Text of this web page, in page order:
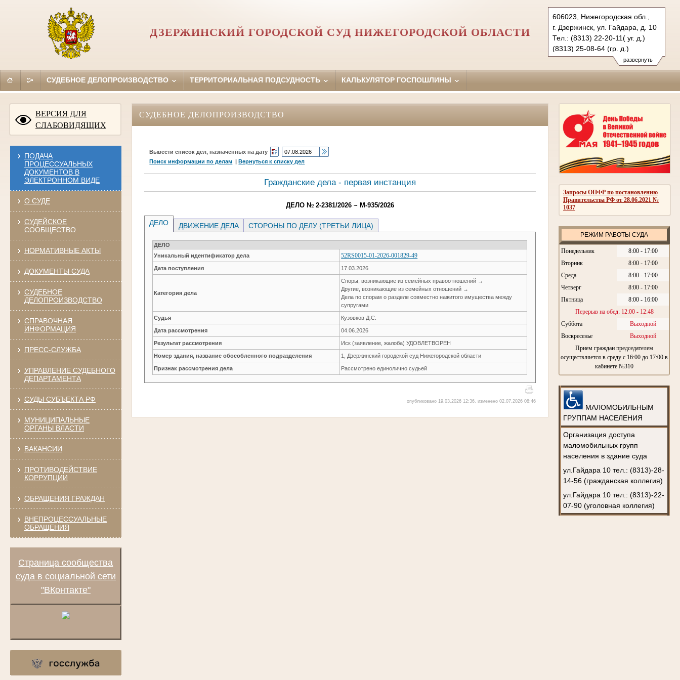
развернуть
606023, Нижегородская обл.,
г. Дзержинск, ул. Гайдара, д. 10
Тел.: (8313) 22-20-11( уг. д.)
(8313) 25-08-64 (гр. д.)
dzerginsky.nnov@sudrf.ru
ДЗЕРЖИНСКИЙ ГОРОДСКОЙ СУД НИЖЕГОРОДСКОЙ ОБЛАСТИ
СУДЕБНОЕ ДЕЛОПРОИЗВОДСТВО ТЕРРИТОРИАЛЬНАЯ ПОДСУДНОСТЬ КАЛЬКУЛЯТОР ГОСПОШЛИНЫ
ВЕРСИЯ ДЛЯ
СЛАБОВИДЯЩИХ
ПОДАЧА
ПРОЦЕССУАЛЬНЫХ
ДОКУМЕНТОВ В
ЭЛЕКТРОННОМ ВИДЕ
О СУДЕ
СУДЕЙСКОЕ
СООБЩЕСТВО
НОРМАТИВНЫЕ АКТЫ
ДОКУМЕНТЫ СУДА
СУДЕБНОЕ
ДЕЛОПРОИЗВОДСТВО
СПРАВОЧНАЯ
ИНФОРМАЦИЯ
ПРЕСС-СЛУЖБА
УПРАВЛЕНИЕ СУДЕБНОГО
ДЕПАРТАМЕНТА
СУДЫ СУБЪЕКТА РФ
МУНИЦИПАЛЬНЫЕ
ОРГАНЫ ВЛАСТИ
ВАКАНСИИ
ПРОТИВОДЕЙСТВИЕ
КОРРУПЦИИ
ОБРАЩЕНИЯ ГРАЖДАН
ВНЕПРОЦЕССУАЛЬНЫЕ
ОБРАЩЕНИЯ
Страница сообщества
суда в социальной сети
"ВКонтакте"
Запросы ОПФР по постановлению
Правительства РФ от 28.06.2021 №
1037
РЕЖИМ РАБОТЫ СУДА
Понедельник
8:00 - 17:00
Вторник
8:00 - 17:00
Среда
8:00 - 17:00
Четверг
8:00 - 17:00
Пятница
8:00 - 16:00
Перерыв на обед: 12:00 - 12:48
Суббота
Выходной
Воскресенье
Выходной
Прием граждан председателем
осуществляется в среду с 16:00 до 17:00 в
кабинете №310
МАЛОМОБИЛЬНЫМ
ГРУППАМ НАСЕЛЕНИЯ
Организация доступа
маломобильных групп
населения в здание суда
ул.Гайдара 10 тел.: (8313)-28-
14-56 (гражданская коллегия)
ул.Гайдара 10 тел.: (8313)-22-
07-90 (уголовная коллегия)
СУДЕБНОЕ ДЕЛОПРОИЗВОДСТВО
Вывести список дел, назначенных на дату
Поиск информации по делам |Вернуться к списку дел
Гражданские дела - первая инстанция
ДЕЛО № 2-2381/2026 ~ М-935/2026
ДЕЛО ДВИЖЕНИЕ ДЕЛА СТОРОНЫ ПО ДЕЛУ (ТРЕТЬИ ЛИЦА)
ДЕЛО
Уникальный идентификатор дела
52RS0015-01-2026-001829-49
Дата поступления 17.03.2026
Категория дела
Споры, возникающие из семейных правоотношений →
Другие, возникающие из семейных отношений →
Дела по спорам о разделе совместно нажитого имущества между
супругами
Судья Кузовков Д.С.
Дата рассмотрения 04.06.2026
Результат рассмотрения Иск (заявление, жалоба) УДОВЛЕТВОРЕН
Номер здания, название обособленного подразделения 1, Дзержинский городской суд Нижегородской области
Признак рассмотрения дела Рассмотрено единолично судьей
опубликовано 19.03.2026 12:36, изменено 02.07.2026 08:46